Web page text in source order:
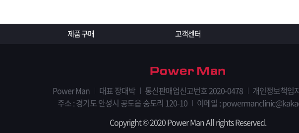
제품 구매 고객센터
Power Man 대표 장대박 통신판매업신고번호 2020-0478
개인정보책임
주소 : 경기도 안성시 공도읍 숭도리 120-10
이메일 :
Copyright © 2020 Power Man All rights Reserved.